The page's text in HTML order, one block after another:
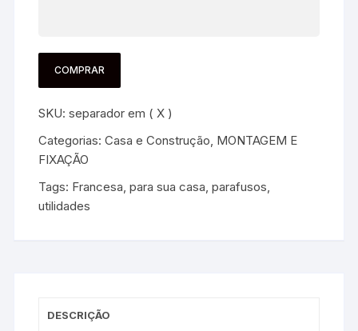
COMPRAR
SKU:separador em ( X )
Categorias:Casa e Construção, MONTAGEM E
FIXAÇÃO
Tags: Francesa,para sua casa,parafusos,
utilidades
DESCRIÇÃO